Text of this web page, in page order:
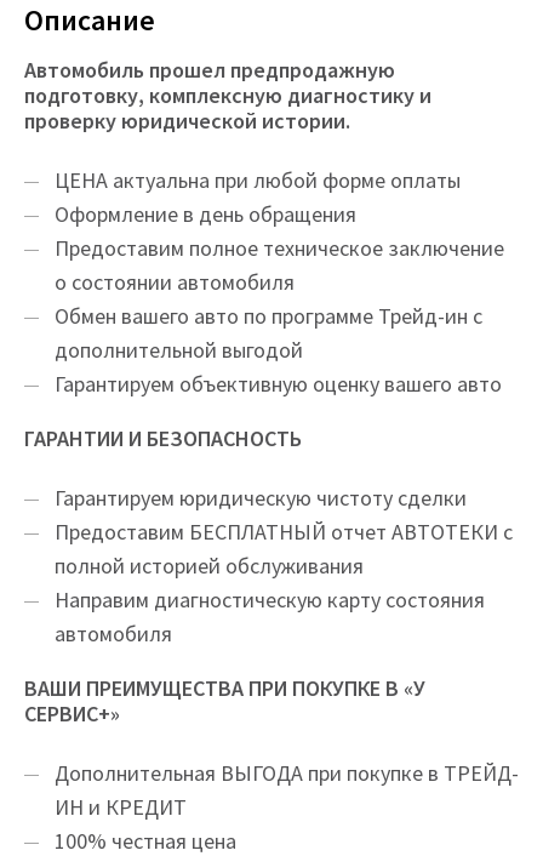
Описание
Автомобиль прошел предпродажную
подготовку, комплексную диагностику и
проверку юридической истории.
ЦEНA актуальна при любой форме оплаты
Оформление в день обращения
Предоставим полное техническое заключение
о состоянии автомобиля
Обмен вашего авто по программе Трейд-ин с
дополнительной выгодой
Гарантируем объективную оценку вашего авто
ГАРАНТИИ И БЕЗОПАСНОСТЬ
Гарантируем юридическую чистоту сделки
Предоставим БЕСПЛАТНЫЙ отчет АВТОТЕКИ с
полной историей обслуживания
Направим диагностическую карту состояния
автомобиля
ВАШИ ПРЕИМУЩЕСТВА ПРИ ПОКУПКЕ В «У
СЕРВИС+»
Дополнительная ВЫГОДА при покупке в ТРЕЙД-
ИН и КРЕДИТ
100% честная цена